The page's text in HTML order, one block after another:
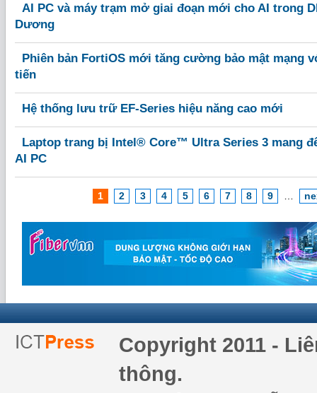
AI PC và máy trạm mở giai đoạn mới cho AI trong
Dương
Phiên bản FortiOS mới tăng cường bảo mật mạng
tiến
Hệ thống lưu trữ EF-Series hiệu năng cao mới
Laptop trang bị Intel® Core™ Ultra Series 3 mang
AI PC
1 2 3 4 5 6 7 8 9
Copyright 2011 -
thông.